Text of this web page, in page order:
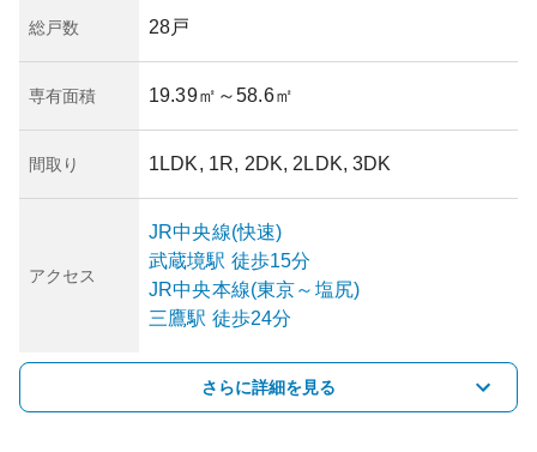
総戸数 28戸
専有面積 19.39㎡ ～58.6㎡
間取り 1LDK, 1R, 2DK, 2LDK, 3DK
アクセス
JR中央線(快速)
武蔵境駅 徒歩15分
JR中央本線(東京～塩尻)
三鷹駅 徒歩24分
さらに詳細を見る